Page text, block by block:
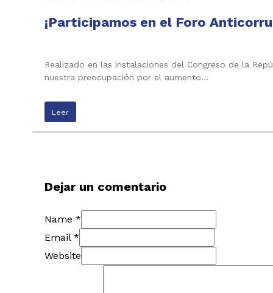
¡Participamos en el Foro
Realizado en las instalaciones del Congreso de la
nuestra preocupación por el aumento…
Leer
Dejar un comentario
Name *
Email *
Website